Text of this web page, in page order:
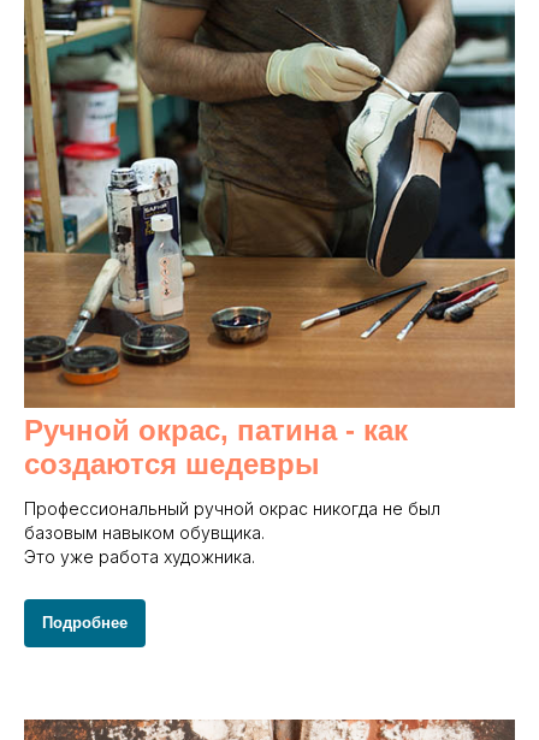
Ручной окрас, патина - как
создаются шедевры
Профессиональный ручной окрас никогда не был
базовым навыком обувщика.
Это уже работа художника.
Подробнее